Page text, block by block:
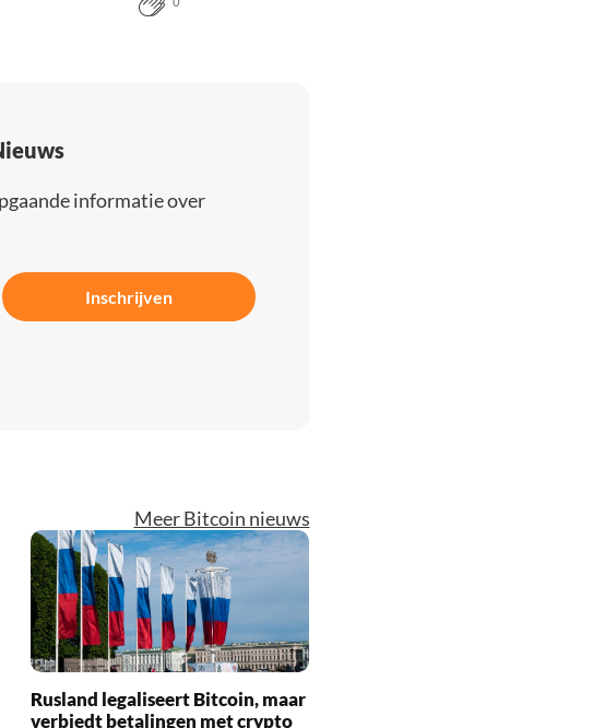
informatie over
Inschrijven
Meer Bitcoin nieuws
Rusland legaliseert Bitcoin, maar
verbiedt betalingen met crypto